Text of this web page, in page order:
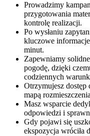
Prowadzimy
przygotowania
kontrolę realizacji.
Po wysłaniu
kluczowe
minut.
Zapewniamy
pogodę, dzięki
codziennych
Otrzymujesz dostęp
mapą
Masz wsparcie
odpowiedzi i
Gdy pojawi się
ekspozycja wróciła